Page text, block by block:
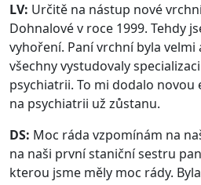
LV: Určitě na nástup nové
Dohnalové v roce 1999. Tehdy
vyhoření. Paní vrchní byla velmi
všechny vystudovaly
psychiatrii. To mi dodalo novou
na psychiatrii už zůstanu.
DS: Moc ráda vzpomínám na
na naši první staniční sestru
kterou jsme měly moc rády.